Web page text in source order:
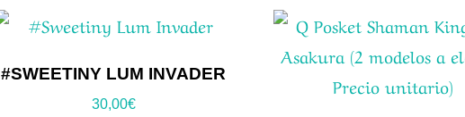
#SWEETINY LUM INVADER
30,00€